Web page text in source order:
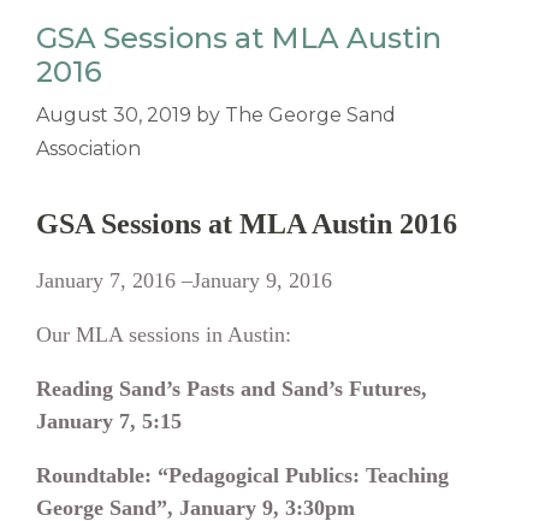
GSA Sessions at MLA Austin
2016
August 30, 2019 by The George Sand
Association
GSA Sessions at MLA Austin 2016
January 7, 2016 –January 9, 2016
Our MLA sessions in Austin:
Reading Sand’s Pasts and Sand’s Futures,
January 7, 5:15
Roundtable: “Pedagogical Publics: Teaching
George Sand”, January 9, 3:30pm